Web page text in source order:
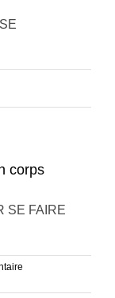
corps
SE FAIRE